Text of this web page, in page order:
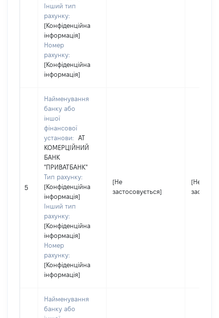
Інший тип
рахунку:
[Конфіденційна
інформація]
Номер
рахунку:
[Конфіденційна
інформація]
5
Найменування
банку або
іншої
фінансової
установи:
АТ
КОМЕРЦІЙНИЙ
БАНК
"ПРИВАТБАНК"
Тип рахунку:
[Конфіденційна
інформація]
Інший тип
рахунку:
[Конфіденційна
інформація]
Номер
рахунку:
[Конфіденційна
інформація]
[Не
застосовується]
[Не
Найменування
банку або